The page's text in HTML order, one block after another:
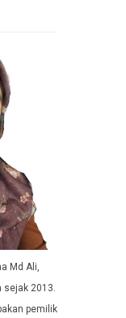
Md Ali,
2013.
pemilik